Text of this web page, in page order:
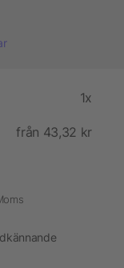
1x
från 43,32 kr